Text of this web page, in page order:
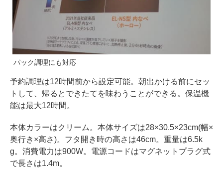
パック調理にも対応
予約調理は12時間前から設定可能。朝出かける前にセッ
トして、帰るとできたてを味わうことができる。保温機
能は最大12時間。
本体カラーはクリーム。本体サイズは28×30.5×23cm(幅×
奥行き×高さ)。フタ開き時の高さは46cm。重量は6.5k
g。消費電力は900W。電源コードはマグネットプラグ式
で長さは1.4m。